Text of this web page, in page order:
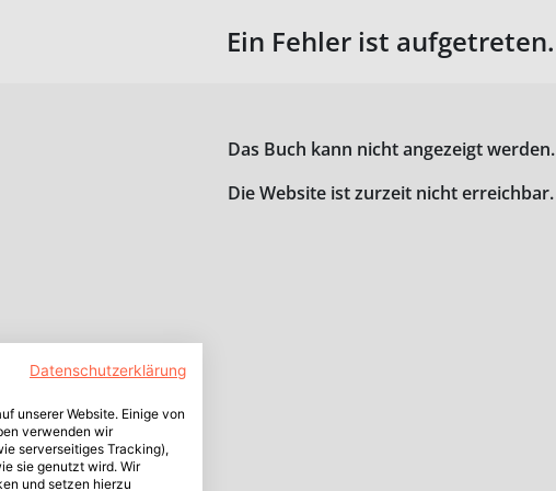
Ein Fehler ist aufgetreten.
Das Buch kann nicht angezeigt werden.
Die Website ist zurzeit nicht erreichbar.
Datenschutzerklärung
unserer Website. Einige von
verwenden wir
serverseitiges Tracking),
sie genutzt wird. Wir
und setzen hierzu